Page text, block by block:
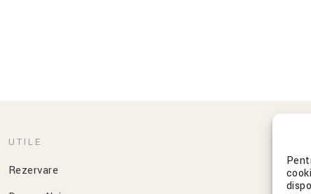
UTILE
Rezervare